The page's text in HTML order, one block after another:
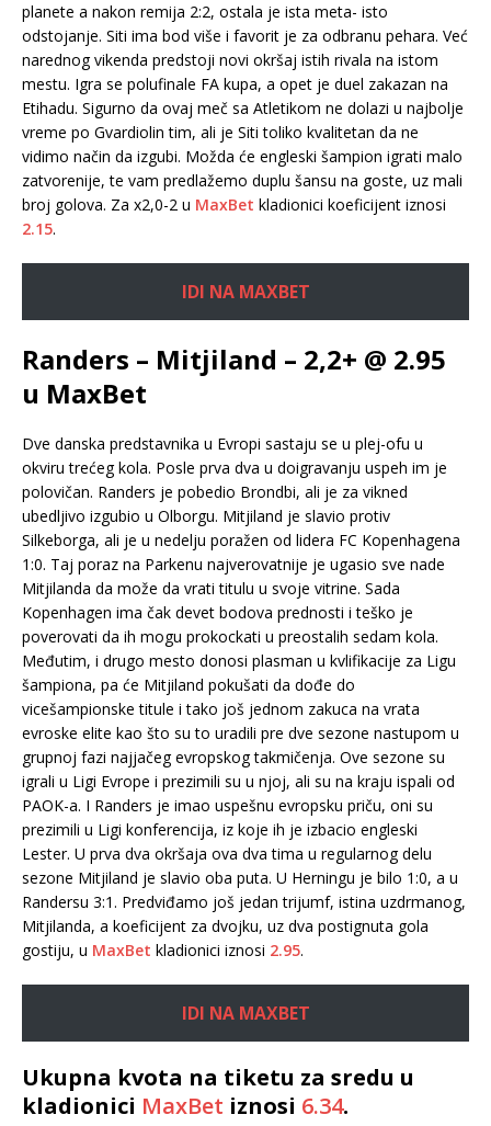
planete a nakon remija 2:2, ostala je ista meta- isto
odstojanje. Siti ima bod više i favorit je za odbranu pehara. Već
narednog vikenda predstoji novi okršaj istih rivala na istom
mestu. Igra se polufinale FA kupa, a opet je duel zakazan na
Etihadu. Sigurno da ovaj meč sa Atletikom ne dolazi u najbolje
vreme po Gvardiolin tim, ali je Siti toliko kvalitetan da ne
vidimo način da izgubi. Možda će engleski šampion igrati malo
zatvorenije, te vam predlažemo duplu šansu na goste, uz mali
broj golova. Za x2,0-2 u MaxBet kladionici koeficijent iznosi
2.15.
IDI NA MAXBET
Randers – Mitjiland – 2,2+ @ 2.95
u MaxBet
Dve danska predstavnika u Evropi sastaju se u plej-ofu u
okviru trećeg kola. Posle prva dva u doigravanju uspeh im je
polovičan. Randers je pobedio Brondbi, ali je za vikned
ubedljivo izgubio u Olborgu. Mitjiland je slavio protiv
Silkeborga, ali je u nedelju poražen od lidera FC Kopenhagena
1:0. Taj poraz na Parkenu najverovatnije je ugasio sve nade
Mitjilanda da može da vrati titulu u svoje vitrine. Sada
Kopenhagen ima čak devet bodova prednosti i teško je
poverovati da ih mogu prokockati u preostalih sedam kola.
Međutim, i drugo mesto donosi plasman u kvlifikacije za Ligu
šampiona, pa će Mitjiland pokušati da dođe do
vicešampionske titule i tako još jednom zakuca na vrata
evroske elite kao što su to uradili pre dve sezone nastupom u
grupnoj fazi najjačeg evropskog takmičenja. Ove sezone su
igrali u Ligi Evrope i prezimili su u njoj, ali su na kraju ispali od
PAOK-a. I Randers je imao uspešnu evropsku priču, oni su
prezimili u Ligi konferencija, iz koje ih je izbacio engleski
Lester. U prva dva okršaja ova dva tima u regularnog delu
sezone Mitjiland je slavio oba puta. U Herningu je bilo 1:0, a u
Randersu 3:1. Predviđamo još jedan trijumf, istina uzdrmanog,
Mitjilanda, a koeficijent za dvojku, uz dva postignuta gola
gostiju, u MaxBet kladionici iznosi 2.95.
IDI NA MAXBET
Ukupna kvota na tiketu za sredu u
kladionici MaxBet iznosi 6.34.